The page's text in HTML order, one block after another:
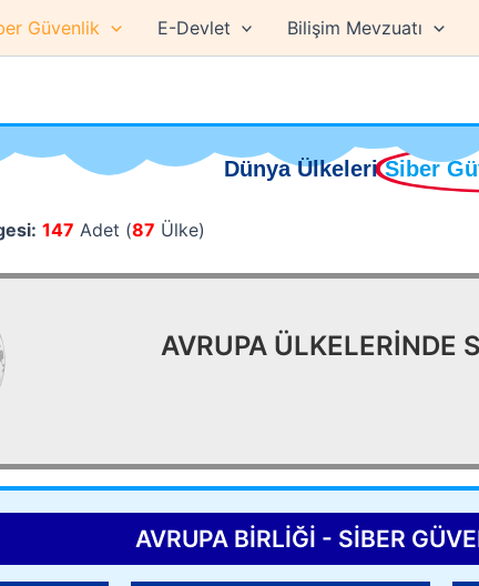
Güvenlik E-Devlet Bilişim Mevzuatı
Dünya Ülkeleri Siber
147 Adet (87 Ülke)
AVRUPA ÜLKELERİNDE
AVRUPA BİRLİĞİ - SİBER